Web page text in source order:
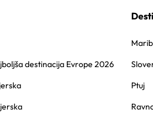
destinacija Evrope 2026
Ptuj